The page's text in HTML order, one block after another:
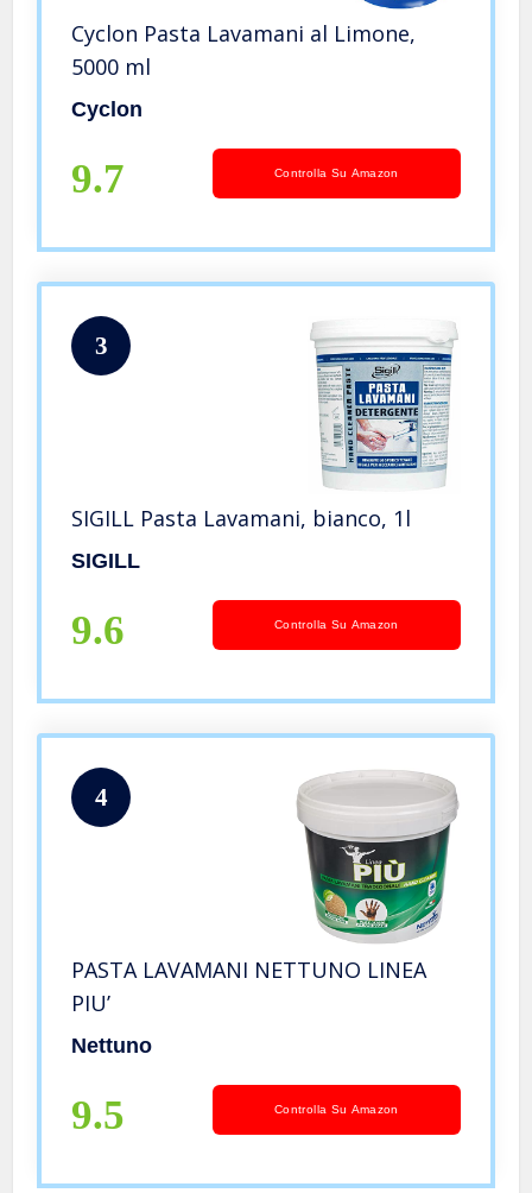
Cyclon Pasta Lavamani al Limone,
5000 ml
Cyclon
9.7 Controlla Su Amazon
3
SIGILL Pasta Lavamani, bianco, 1l
SIGILL
9.6 Controlla Su Amazon
4
PASTA LAVAMANI NETTUNO LINEA
PIU’
Nettuno
9.5 Controlla Su Amazon